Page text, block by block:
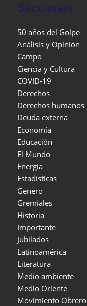
Secciones
50 años del Golpe
Análisis y Opinión
Campo
Ciencia y Cultura
COVID-19
Derechos
Derechos humanos
Deuda externa
Economía
Educación
El Mundo
Energía
Estadísticas
Genero
Gremiales
Historia
Importante
Jubilados
Latinoamérica
Literatura
Medio ambiente
Medio Oriente
Movimiento Obrero